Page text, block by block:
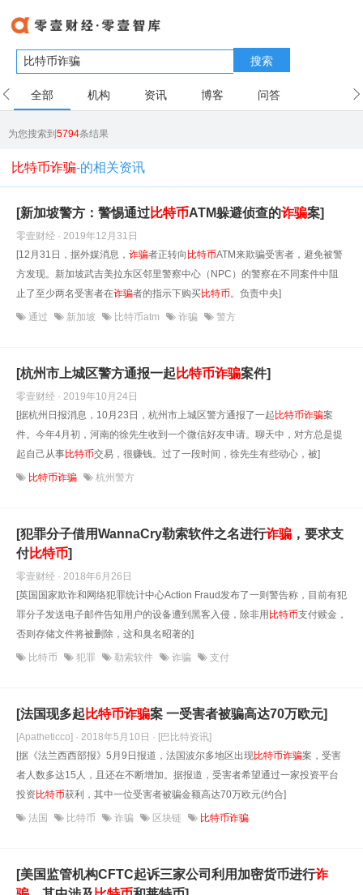
搜索
全部 机构 资讯 博客 问答
为您搜索到5794条结果
比特币诈骗-的相关资讯
[新加坡警方：警惕通过比特币ATM躲避侦查的诈骗案]
零壹财经 · 2019年12月31日
[12月31日，据外媒消息， 诈骗者正转向 比特币ATM来欺骗受害者，避免被警
方发现。新加坡武吉美拉东区邻里警察中心（NPC）的警察在不同案件中阻
止了至少两名受害者在诈骗者的指示下购买比特币。负责中央]
通过 新加坡 比特币atm 诈骗 警方
[杭州市上城区警方通报一起 比特币诈骗案件]
零壹财经 · 2019年10月24日
[据杭州日报消息，10月23日，杭州市上城区警方通报了一起比特币诈骗案
件。今年4月初，河南的徐先生收到一个微信好友申请。聊天中，对方总是提
起自己从事比特币交易，很赚钱。过了一段时间，徐先生有些动心，被]
比特币诈骗 杭州警方
[犯罪分子借用WannaCry勒索软件之名进行诈骗 ，要求支
付比特币]
零壹财经 · 2018年6月26日
[英国国家欺诈和网络犯罪统计中心Action Fraud发布了一则警告称，目前有犯
罪分子发送电子邮件告知用户的设备遭到黑客入侵，除非用比特币支付赎金，
否则存储文件将被删除，这和臭名昭著的]
比特币 犯罪 勒索软件 诈骗 支付
[法国现多起 比特币诈骗案 一受害者被骗高达70万欧元]
[Apatheticco] · 2018年5月10日 · [巴比特资讯]
[据《法兰西西部报》5月9日报道，法国波尔多地区出现比特币诈骗案，受害
者人数多达15人，且还在不断增加。据报道，受害者希望通过一家投资平台
投资比特币获利，其中一位受害者被骗金额高达70万欧元(约合]
法国 比特币 诈骗 区块链 比特币诈骗
[美国监管机构CFTC起诉三家公司利用加密货币进行诈